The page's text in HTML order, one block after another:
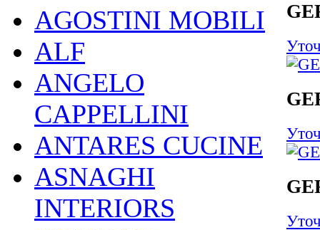
AGOSTINI MOBILI
ALF
ANGELO
CAPPELLINI
ANTARES CUCINE
ASNAGHI
INTERIORS